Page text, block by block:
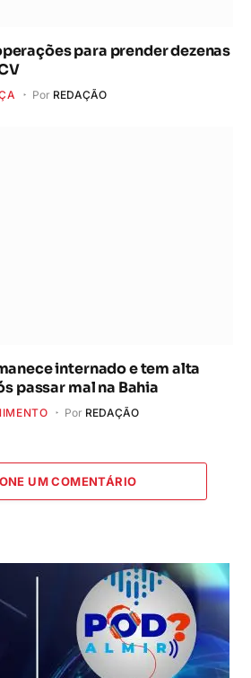
para prender dezenas
Por REDAÇÃO
internado e tem alta
passar mal na Bahia
Por REDAÇÃO
UM COMENTÁRIO